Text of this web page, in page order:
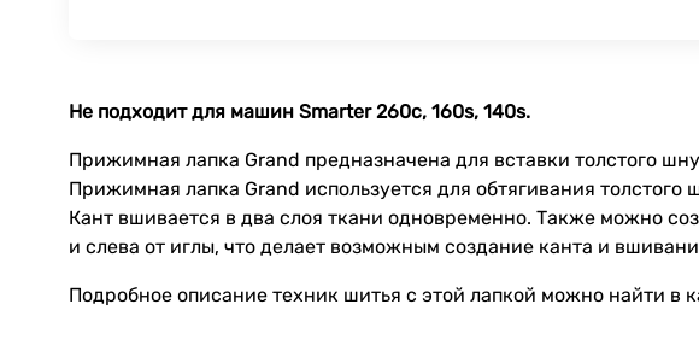
Не подходит для машин Smarter 260c, 160s, 140s.
Прижимная лапка Grand предназначена для вставки толстого
Прижимная лапка Grand используется для обтягивания
Кант вшивается в два слоя ткани одновременно. Также можно
и слева от иглы, что делает возможным создание канта и
Подробное описание техник шитья с этой лапкой можно найти в